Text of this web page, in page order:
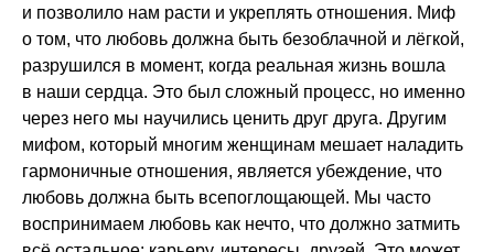
и позволило нам расти и укреплять отношения. Миф
о том, что любовь должна быть безоблачной и лёгкой,
разрушился в момент, когда реальная жизнь вошла
в наши сердца. Это был сложный процесс, но именно
через него мы научились ценить друг друга. Другим
мифом, который многим женщинам мешает наладить
гармоничные отношения, является убеждение, что
любовь должна быть всепоглощающей. Мы часто
воспринимаем любовь как нечто, что должно затмить